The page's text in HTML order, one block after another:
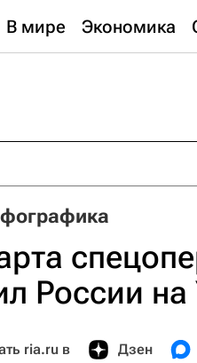
В мире Экономика
России
ria.ru в Дзен